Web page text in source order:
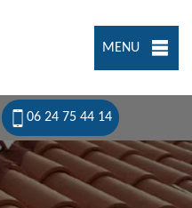
MENU
06 24 75 44 14